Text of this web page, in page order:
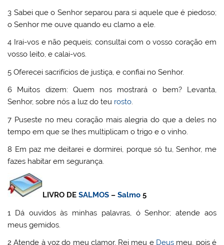
3 Sabei que o Senhor separou para si aquele que é piedoso;
o Senhor me ouve quando eu clamo a ele.
4 Irai-vos e não pequeis; consultai com o vosso coração em
vosso leito, e calai-vos.
5 Oferecei sacrifícios de justiça, e confiai no Senhor.
6 Muitos dizem: Quem nos mostrará o bem? Levanta,
Senhor, sobre nós a luz do teu rosto.
7 Puseste no meu coração mais alegria do que a deles no
tempo em que se lhes multiplicam o trigo e o vinho.
8 Em paz me deitarei e dormirei, porque só tu, Senhor, me
fazes habitar em segurança.
LIVRO DESALMOS –Salmo 5
1 Dá ouvidos às minhas palavras, ó Senhor; atende aos
meus gemidos.
2 Atende à voz do meu clamor, Rei meu e Deusmeu, pois é